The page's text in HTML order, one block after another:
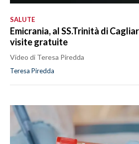
SALUTE
Emicrania, al SS.Trinità di
visite gratuite
Video di Teresa Piredda
Teresa Piredda